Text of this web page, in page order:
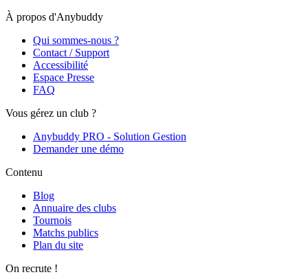
À propos d'Anybuddy
Qui sommes-nous ?
Contact / Support
Accessibilité
Espace Presse
FAQ
Vous gérez un club ?
Anybuddy PRO - Solution Gestion
Demander une démo
Contenu
Blog
Annuaire des clubs
Tournois
Matchs publics
Plan du site
On recrute !